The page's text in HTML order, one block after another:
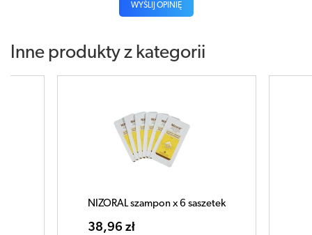
WYŚLIJ OPINIĘ
Inne produkty z kategorii
NIZORAL Szampon 60ml
51,34 zł